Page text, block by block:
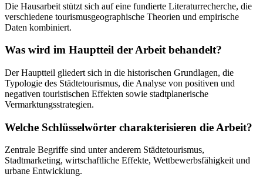
Die Hausarbeit stützt sich auf eine fundierte Literaturrecherche, die
verschiedene tourismusgeographische Theorien und empirische
Daten kombiniert.
Was wird im Hauptteil der Arbeit behandelt?
Der Hauptteil gliedert sich in die historischen Grundlagen, die
Typologie des Städtetourismus, die Analyse von positiven und
negativen touristischen Effekten sowie stadtplanerische
Vermarktungsstrategien.
Welche Schlüsselwörter charakterisieren die Arbeit?
Zentrale Begriffe sind unter anderem Städtetourismus,
Stadtmarketing, wirtschaftliche Effekte, Wettbewerbsfähigkeit und
urbane Entwicklung.